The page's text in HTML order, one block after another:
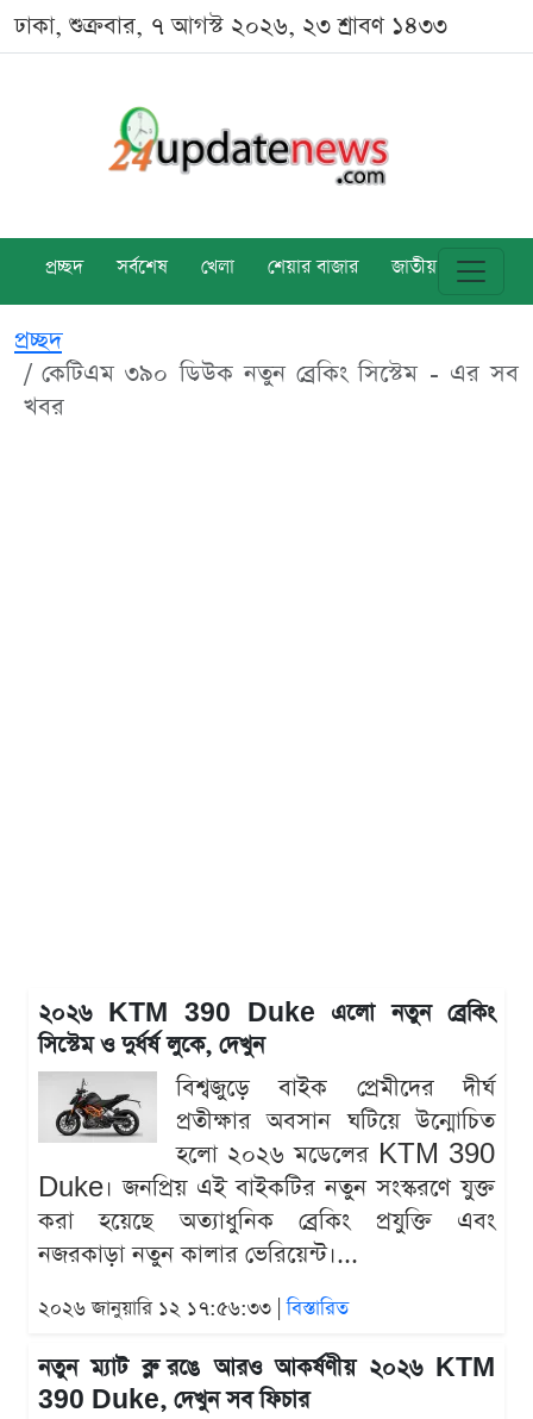
ঢাকা, শুক্রবার, ৭ আগস্ট ২০২৬, ২৩ শ্রাবণ ১৪৩৩
প্রচ্ছদ সর্বশেষ খেলা শেয়ার বাজার জাতীয় বিশ্ব
প্রচ্ছদ
কেটিএম ৩৯০ ডিউক নতুন ব্রেকিং সিস্টেম - এর সব
খবর
২০২৬ KTM 390 Duke এলো নতুন ব্রেকিং
সিস্টেম ও দুর্ধর্ষ লুকে, দেখুন
বিশ্বজুড়ে বাইক প্রেমীদের দীর্ঘ
প্রতীক্ষার অবসান ঘটিয়ে উন্মোচিত
হলো ২০২৬ মডেলের KTM 390
Duke। জনপ্রিয় এই বাইকটির নতুন সংস্করণে যুক্ত
করা হয়েছে অত্যাধুনিক ব্রেকিং প্রযুক্তি এবং
নজরকাড়া নতুন কালার ভেরিয়েন্ট।...
২০২৬ জানুয়ারি ১২ ১৭:৫৬:৩৩ |বিস্তারিত
নতুন ম্যাট ব্লু রঙে আরও আকর্ষণীয় ২০২৬ KTM
390 Duke, দেখুন সব ফিচার